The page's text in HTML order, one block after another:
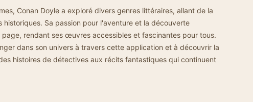
Conan Doyle a exploré divers genres littéraires, allant de la
historiques. Sa passion pour l'aventure et la découverte
rendant ses œuvres accessibles et fascinantes pour tous.
dans son univers à travers cette application et à découvrir la
histoires de détectives aux récits fantastiques qui continuent